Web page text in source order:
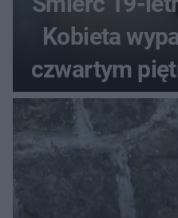
Kobieta
czwartym
nagranie